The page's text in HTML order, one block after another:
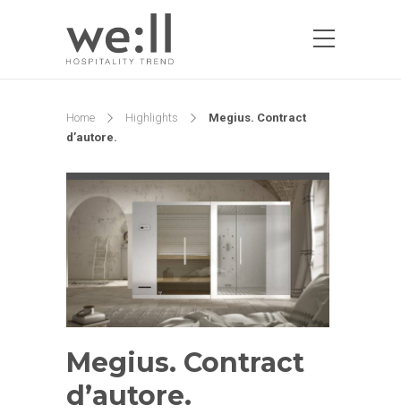
Home Highlights
Megius. Contract
d’autore.
Megius. Contract
d’autore.